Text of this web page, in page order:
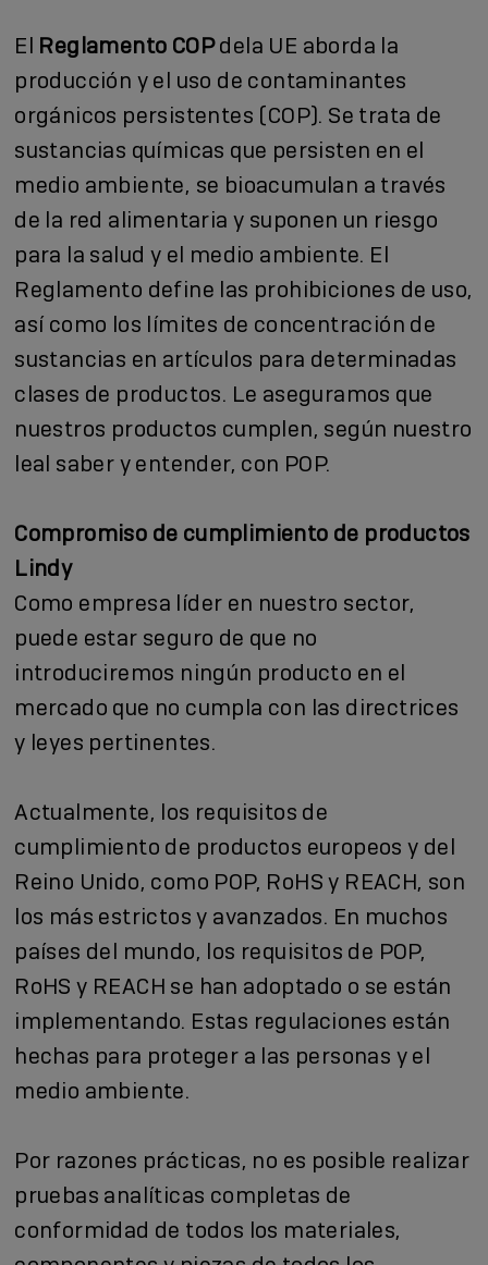
El Reglamento COPdela UE aborda la
producción y el uso de contaminantes
orgánicos persistentes (COP). Se trata de
sustancias químicas que persisten en el
medio ambiente, se bioacumulan a través
de la red alimentaria y suponen un riesgo
para la salud y el medio ambiente. El
Reglamento define las prohibiciones de uso,
así como los límites de concentración de
sustancias en artículos para determinadas
clases de productos. Le aseguramos que
nuestros productos cumplen, según nuestro
leal saber y entender, con POP.
Compromiso de cumplimiento de productos
Lindy
Como empresa líder en nuestro sector,
puede estar seguro de que no
introduciremos ningún producto en el
mercado que no cumpla con las directrices
y leyes pertinentes.
Actualmente, los requisitos de
cumplimiento de productos europeos y del
Reino Unido, como POP, RoHS y REACH, son
los más estrictos y avanzados. En muchos
países del mundo, los requisitos de POP,
RoHS y REACH se han adoptado o se están
implementando. Estas regulaciones están
hechas para proteger a las personas y el
medio ambiente.
Por razones prácticas, no es posible realizar
pruebas analíticas completas de
conformidad de todos los materiales,